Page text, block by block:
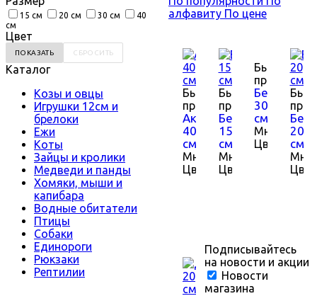
15 см 20 см 30 см
40
см
Цвет
Каталог
Козы и овцы
Игрушки 12см и
брелоки
Ежи
Коты
Зайцы и кролики
Медведи и панды
Хомяки, мыши и
капибара
Водные обитатели
Птицы
Собаки
Единороги
Рюкзаки
Рептилии
алфавиту По цене
Быстрый
просмотр
Акула
40
см
Много
Цвет
Быстрый
просмотр
Белёк
15
см
Много
Цвет
Быстрый
просмотр
Белёк
30
см
Много
Цвет
20
см
Цвет
Подписывайтесь
на новости и акции
Новости
магазина